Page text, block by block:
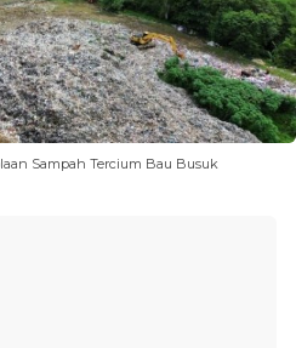
Sampah Tercium Bau Busuk